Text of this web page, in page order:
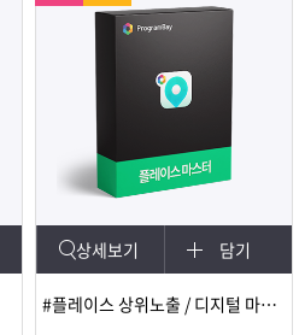
상세보기 담기
#플레이스 상위노출 / 디지털 마케팅